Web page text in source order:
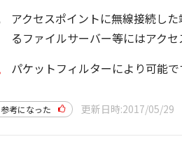
アクセスポイントに無線接続し
るファイルサーバー等にはアクセ
パケットフィルターにより可能
更新日時 2017/05/29
参考になった